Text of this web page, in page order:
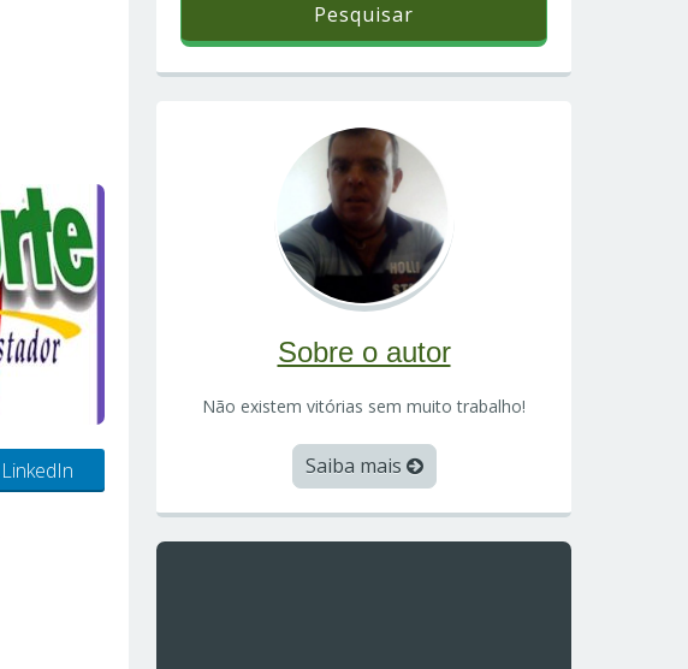
LinkedIn
Sobre o autor
Não existem vitórias sem muito trabalho!
Saiba mais